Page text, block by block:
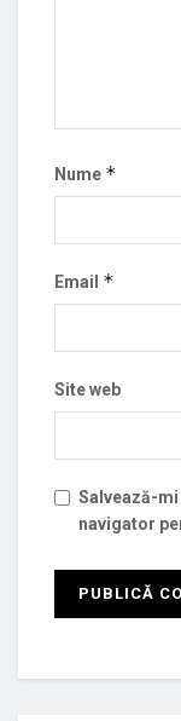
Nume *
Email *
Site web
Salvează-
navigator